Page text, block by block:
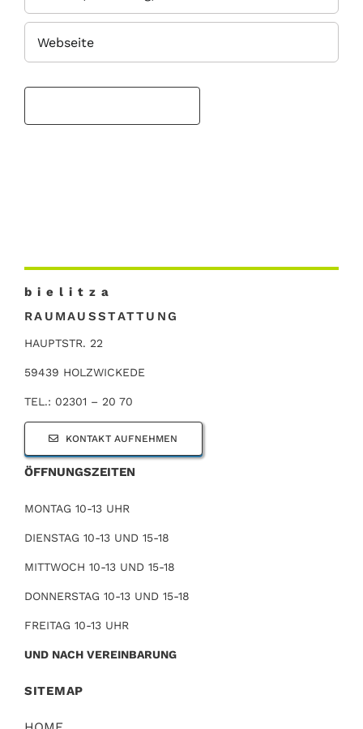
b i e l i t z a
RAUMAUSSTATTUNG
HAUPTSTR. 22
59439 HOLZWICKEDE
TEL.: 02301 – 20 70
KONTAKT AUFNEHMEN
ÖFFNUNGSZEITEN
MONTAG 10-13 UHR
DIENSTAG 10-13 UND 15-18
MITTWOCH 10-13 UND 15-18
DONNERSTAG 10-13 UND 15-18
FREITAG 10-13 UHR
UND NACH VEREINBARUNG
SITEMAP